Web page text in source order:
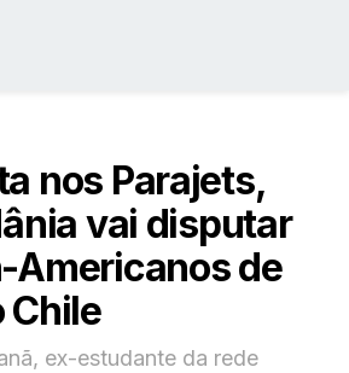
nos Parajets,
vai disputar
Americanos de
Chile
ex-estudante da rede